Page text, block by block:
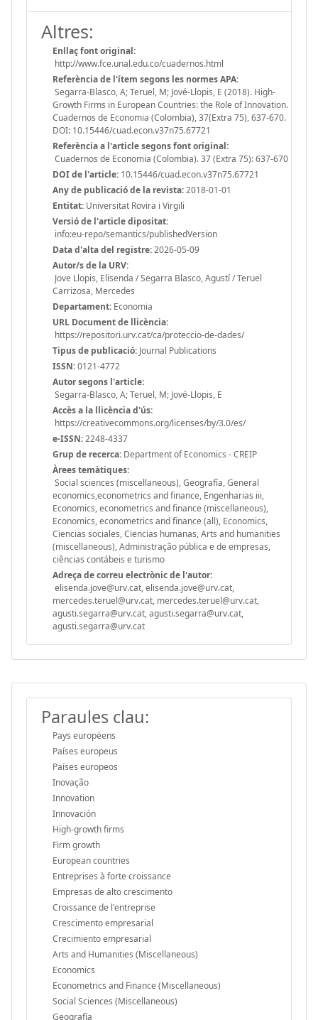
Altres:
Enllaç font original:
http://www.fce.unal.edu.co/cuadernos.html
Referència de l'ítem segons les normes APA:
Segarra-Blasco, A; Teruel, M; Jové-Llopis, E (2018). High-
Growth Firms in European Countries: the Role of Innovation.
Cuadernos de Economia (Colombia), 37(Extra 75), 637-670.
DOI: 10.15446/cuad.econ.v37n75.67721
Referència a l'article segons font original:
Cuadernos de Economia (Colombia). 37 (Extra 75): 637-670
DOI de l'article: 10.15446/cuad.econ.v37n75.67721
Any de publicació de la revista:2018-01-01
Entitat: Universitat Rovira i Virgili
Versió de l'article dipositat:
info:eu-repo/semantics/publishedVersion
Data d'alta del registre:2026-05-09
Autor/s de la URV:
Jove Llopis, Elisenda / Segarra Blasco, Agustí / Teruel
Carrizosa, Mercedes
Departament: Economia
URL Document de llicència:
https://repositori.urv.cat/ca/proteccio-de-dades/
Tipus de publicació: Journal Publications
ISSN:0121-4772
Autor segons l'article:
Segarra-Blasco, A; Teruel, M; Jové-Llopis, E
Accès a la llicència d'ús:
https://creativecommons.org/licenses/by/3.0/es/
e-ISSN:2248-4337
Grup de recerca: Department of Economics - CREIP
Àrees temàtiques:
Social sciences (miscellaneous), Geografía, General
economics,econometrics and finance, Engenharias iii,
Economics, econometrics and finance (miscellaneous),
Economics, econometrics and finance (all), Economics,
Ciencias sociales, Ciencias humanas, Arts and humanities
(miscellaneous), Administração pública e de empresas,
ciências contábeis e turismo
Adreça de correu electrònic de l'autor:
elisenda.jove@urv.cat, elisenda.jove@urv.cat,
mercedes.teruel@urv.cat, mercedes.teruel@urv.cat,
agusti.segarra@urv.cat, agusti.segarra@urv.cat,
agusti.segarra@urv.cat
Paraules clau:
Pays européens
Países europeus
Países europeos
Inovação
Innovation
Innovación
High-growth firms
Firm growth
European countries
Entreprises à forte croissance
Empresas de alto crescimento
Croissance de l'entreprise
Crescimento empresarial
Crecimiento empresarial
Arts and Humanities (Miscellaneous)
Economics
Econometrics and Finance (Miscellaneous)
Social Sciences (Miscellaneous)
Geografía